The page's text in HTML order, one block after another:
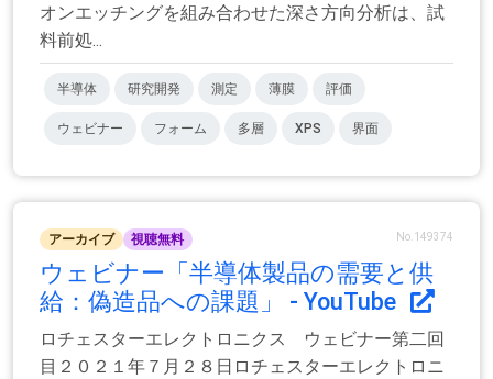
オンエッチングを組み合わせた深さ方向分析は、試
料前処...
半導体 研究開発 測定 薄膜 評価
ウェビナー フォーム 多層 XPS 界面
アーカイブ 視聴無料 No.149374
ウェビナー「半導体製品の需要と供
給：偽造品への課題」 - YouTube
ロチェスターエレクトロニクス ウェビナー第二回
目２０２１年７月２８日ロチェスターエレクトロニ